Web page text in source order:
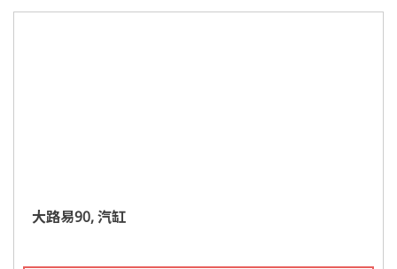
大路易90, 汽缸